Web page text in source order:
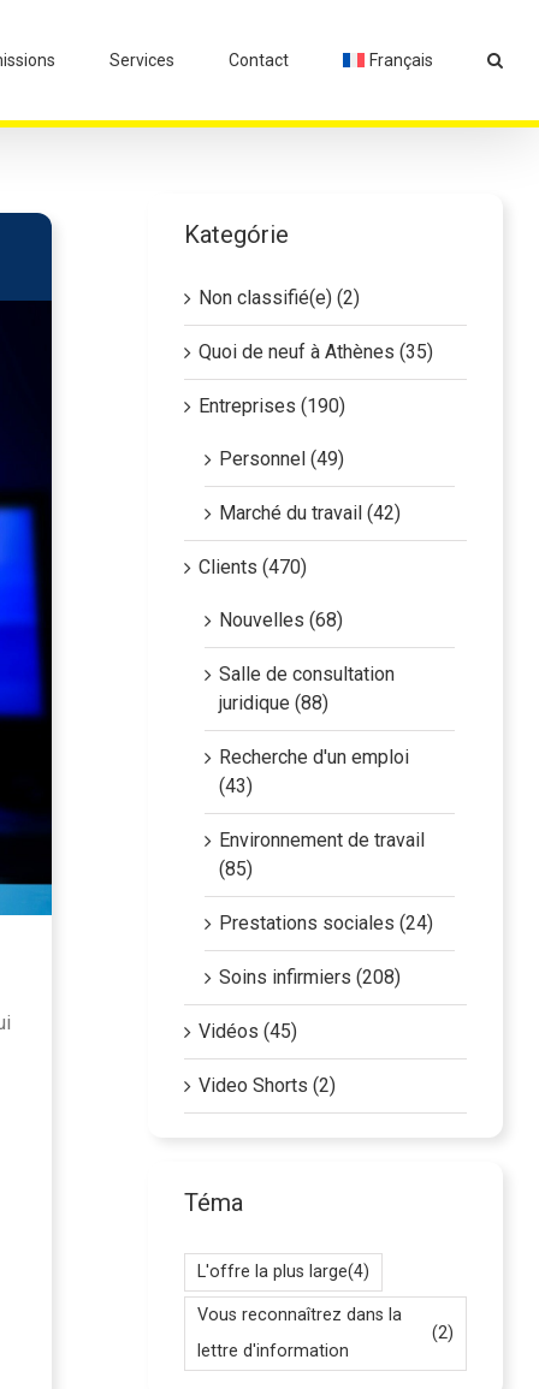
Services Contact Français
Kategórie
Non classifié(e) (2)
Quoi de neuf à Athènes (35)
Entreprises (190)
Personnel (49)
Marché du travail (42)
Clients (470)
Nouvelles (68)
Salle de consultation
juridique (88)
Recherche d'un emploi
(43)
Environnement de travail
(85)
Prestations sociales (24)
Soins infirmiers (208)
Vidéos (45)
Video Shorts (2)
Téma
L'offre la plus large(4)
Vous reconnaîtrez dans la
lettre d'information
(2)